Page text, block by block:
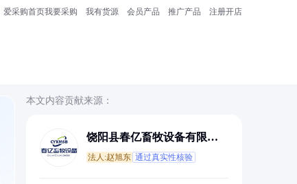
爱采购首页我要采购 我有货源 会员产品 推广产品 注册开店
本文内容贡献来源：
饶阳县春亿畜牧设备有限公
法人:赵旭东 通过真实性核验